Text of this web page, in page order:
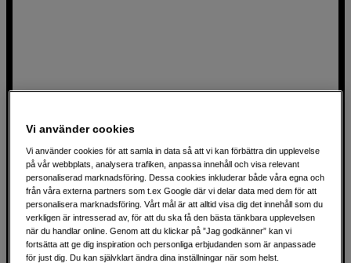
Utfällbart ministativ för vlogg och content
Ulanzi UKA VlogPod TT38 Tripod
Snabbfäste för enkel montering
Stativ och grepphandtag – allt i ett
Vi använder cookies
Vi använder cookies för att samla in data så att vi kan förbättra din upplevelse
på vår webbplats, analysera trafiken, anpassa innehåll och visa relevant
personaliserad marknadsföring. Dessa cookies inkluderar både våra egna och
från våra externa partners som t.ex Google där vi delar data med dem för att
personalisera marknadsföring. Vårt mål är att alltid visa dig det innehåll som du
verkligen är intresserad av, för att du ska få den bästa tänkbara upplevelsen
när du handlar online. Genom att du klickar på ”Jag godkänner” kan vi
fortsätta att ge dig inspiration och personliga erbjudanden som är anpassade
för just dig. Du kan självklart ändra dina inställningar när som helst.